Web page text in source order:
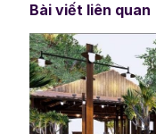
Bài viết liên quan